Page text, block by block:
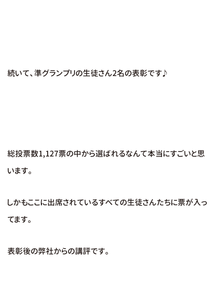
続いて、準グランプリの生徒さん2名の表彰です♪
総投票数1,127票の中から選ばれるなんて本当にすごいと思
います。
しかもここに出席されているすべての生徒さんたちに票が入っ
てます。
表彰後の弊社からの講評です。